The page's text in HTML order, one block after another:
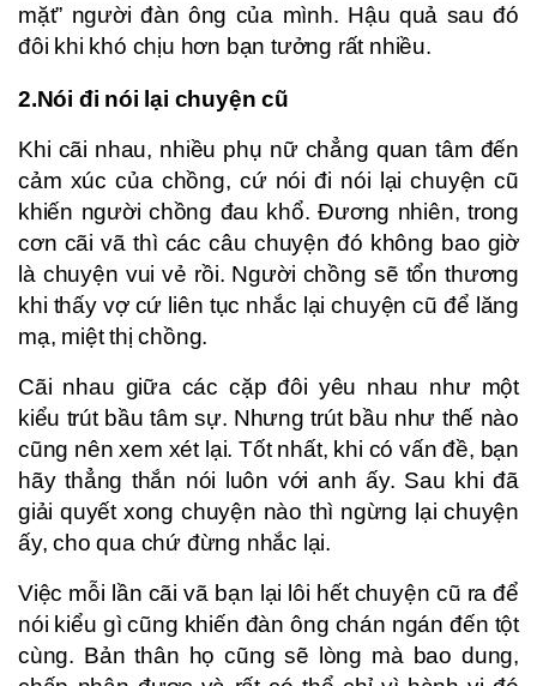
mặt” người đàn ông của mình. Hậu quả sau đó
đôi khi khó chịu hơn bạn tưởng rất nhiều.
2.Nói đi nói lại chuyện cũ
Khi cãi nhau, nhiều phụ nữ chẳng quan tâm đến
cảm xúc của chồng, cứ nói đi nói lại chuyện cũ
khiến người chồng đau khổ. Đương nhiên, trong
cơn cãi vã thì các câu chuyện đó không bao giờ
là chuyện vui vẻ rồi. Người chồng sẽ tổn thương
khi thấy vợ cứ liên tục nhắc lại chuyện cũ để lăng
mạ, miệt thị chồng.
Cãi nhau giữa các cặp đôi yêu nhau như một
kiểu trút bầu tâm sự. Nhưng trút bầu như thế nào
cũng nên xem xét lại. Tốt nhất, khi có vấn đề, bạn
hãy thẳng thắn nói luôn với anh ấy. Sau khi đã
giải quyết xong chuyện nào thì ngừng lại chuyện
ấy, cho qua chứ đừng nhắc lại.
Việc mỗi lần cãi vã bạn lại lôi hết chuyện cũ ra để
nói kiểu gì cũng khiến đàn ông chán ngán đến tột
cùng. Bản thân họ cũng sẽ lòng mà bao dung,